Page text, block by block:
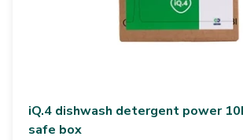
iQ.4 dishwash detergent power
safe box